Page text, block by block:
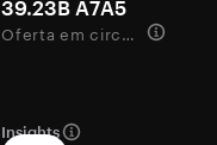
39.23B A7A5
Oferta em circulação
Insights